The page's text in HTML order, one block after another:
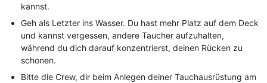
kannst.
Geh als Letzter ins Wasser. Du hast mehr Platz auf dem Deck
und kannst vergessen, andere Taucher aufzuhalten,
während du dich darauf konzentrierst, deinen Rücken zu
schonen.
Bitte die Crew, dir beim Anlegen deiner Tauchausrüstung am